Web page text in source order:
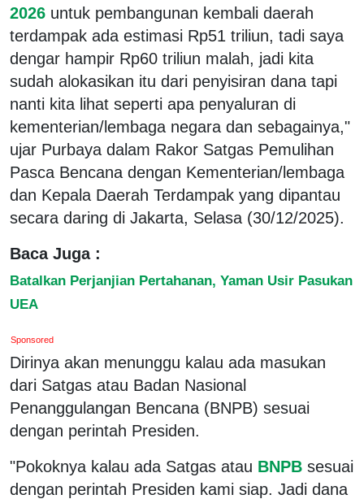
2026 untuk pembangunan kembali daerah
terdampak ada estimasi Rp51 triliun, tadi saya
dengar hampir Rp60 triliun malah, jadi kita
sudah alokasikan itu dari penyisiran dana tapi
nanti kita lihat seperti apa penyaluran di
kementerian/lembaga negara dan sebagainya,"
ujar Purbaya dalam Rakor Satgas Pemulihan
Pasca Bencana dengan Kementerian/lembaga
dan Kepala Daerah Terdampak yang dipantau
secara daring di Jakarta, Selasa (30/12/2025).
Baca Juga :
Batalkan Perjanjian Pertahanan, Yaman Usir Pasukan
UEA
Sponsored
Dirinya akan menunggu kalau ada masukan
dari Satgas atau Badan Nasional
Penanggulangan Bencana (BNPB) sesuai
dengan perintah Presiden.
"Pokoknya kalau ada Satgas atau BNPB sesuai
dengan perintah Presiden kami siap. Jadi dana